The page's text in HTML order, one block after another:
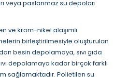
veya paslanmaz su depoları
ve krom-nikel alaşımlı
birleştirilmesiyle oluşturulan
besin depolamaya, sıvı gıda
depolamaya kadar birçok farklı
sağlamaktadır. Polietilen su